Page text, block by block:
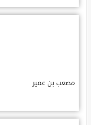
مصعب بن عمير